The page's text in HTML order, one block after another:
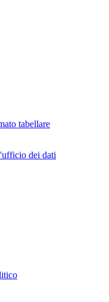
tabellare
dei dati